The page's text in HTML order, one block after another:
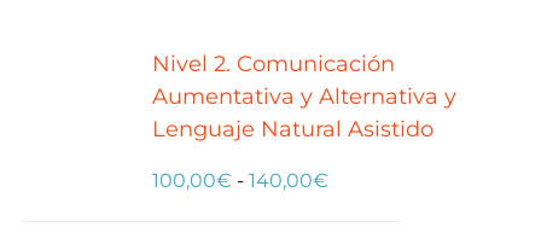
Nivel 2. Comunicación
Aumentativa y Alternativa y
Lenguaje Natural Asistido
100,00€ - 140,00€Rango